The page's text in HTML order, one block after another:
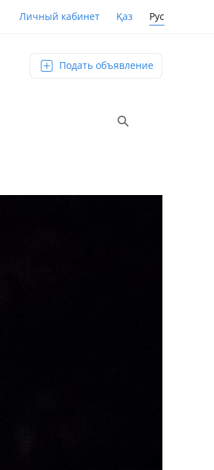
Личный кабинет Қаз Рус
Подать объявление